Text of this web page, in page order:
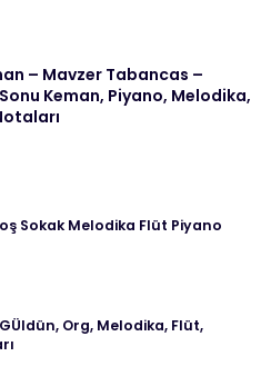
– Mavzer Tabancas –
Keman, Piyano, Melodika,
Sokak Melodika Flüt Piyano
Org, Melodika, Flüt,